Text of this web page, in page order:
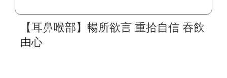
【耳鼻喉部】暢所欲言 重拾自信 吞飲
由心